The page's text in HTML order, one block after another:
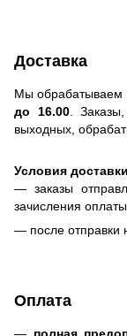
Доставка
Мы обрабатываем
до 16.00.
выходных,
Условия
— заказы
зачисления
— после
Оплата